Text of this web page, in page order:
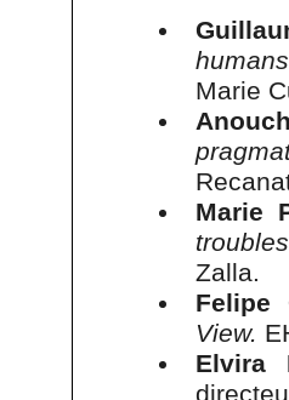
Marie
Marie
Zalla.
Felipe
View.
Elvira